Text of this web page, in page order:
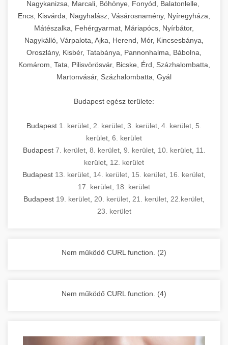
Ipari sütők és gőzpárolók katalógusa -
chef-iparikonyhagepek.hu
berendezések
használatot, miközben megfelel az összes
higiéniai előírásnak.
Ipari hűtőberendezések széles
választéka - chef-iparikonyhagepek.hu
kereskedelmi hűtőegység és hűtőkamra rendszerek
hőmérsékletet és vízminőséget figyelő
rendszerekkel, valamint energiatakarékos
technológiával rendelkeznek. A rozsdamentes
acél konstrukció és a könnyen hozzáférhető
karbantartási pontok biztosítják a hosszú
élettartamot és az egyszerű üzemeltetést.
Ipari mosogatógépek teljes kínálata -
kereskedelmi mosogatógép és tisztítóberendezések
tisztíthatók, szétszerelhetők és karbantarthatók,
megfelelnek az összes élelmiszer-biztonsági
előírásnak. Különböző teljesítményű modellek
állnak rendelkezésre asztali és állványos
kivitelben, az egyedi igények és a
feldolgozandó mennyiségek függvényében.
Biztonságos kezelést biztosító védőburkolatok
számára.
Sajtreszelő gépek szakmai választéka -
chef-iparikonyhagepek.hu
kereskedelmi sajtreszelő és aprítógépek
berendezést magában foglal, amely szükséges
egy modern, hatékonyan működő
kereskedelmi konyha komplett felszereléséhez
és működtetéséhez. Az alapvető
főzőberendezésektől (tűzhelyek, sütők,
grillsütők, frittőzök) kezdve a speciális
feldolgozógépeken (szeletelők, aprítók,
kiegészítő eszközökig mindent egy helyen
megtalál. Szakértő tanácsadóink segítenek a
megfelelő berendezések kiválasztásában, a
konyha optimális elrendezésének
megtervezésében, valamint a telepítés és az
üzembe helyezés koordinálásában. Hosszú távú
garancia, gyors szerviz és folyamatos műszaki
támogatás biztosítja az Ön nyugalmát és
Nagykonyhai berendezések komplett
Nagykanizsa, Marcali, Böhönye, Fonyód, Balatonlelle,
Encs, Kisvárda, Nagyhalász, Vásárosnamény, Nyíregyháza,
Mátészalka, Fehérgyarmat, Máriapócs, Nyírbátor,
Nagykálló, Várpalota, Ajka, Herend, Mór, Kincsesbánya,
Oroszlány, Kisbér, Tatabánya, Pannonhalma, Bábolna,
Komárom, Tata, Pilisvörösvár, Bicske, Érd, Százhalombatta,
Martonvásár, Százhalombatta, Gyál
Budapest egész területe:
Budapest 1. kerület 2. kerület 3. kerület 4. kerület 5.
kerület 6. kerület
Budapest 7. kerület, 8. kerület, 9. kerület, 10. kerület, 11.
kerület 12. kerület
Budapest 13. kerület 14. kerület 15. kerület 16. kerület
17. kerület 18. kerület
Budapest 19. kerület 20. kerület 21. kerület 22.kerület
23. kerület
Nem működő CURL function. (2)
Nem működő CURL function. (4)